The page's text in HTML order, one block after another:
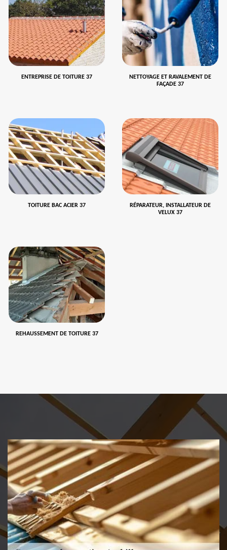
ENTREPRISE DE TOITURE 37
NETTOYAGE ET RAVALEMENT DE
FAÇADE 37
TOITURE BAC ACIER 37
RÉPARATEUR, INSTALLATEUR DE
VELUX 37
REHAUSSEMENT DE TOITURE 37